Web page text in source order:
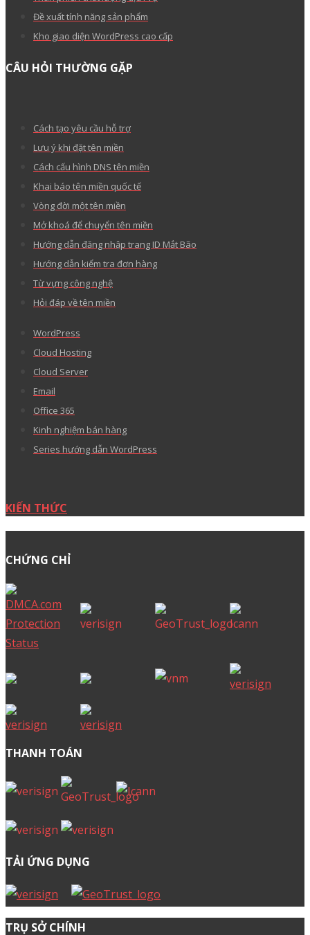
Đề xuất tính năng sản phẩm
Kho giao diện WordPress cao cấp
CÂU HỎI THƯỜNG GẶP
Cách tạo yêu cầu hỗ trợ
Lưu ý khi đặt tên miền
Cách cấu hình DNS tên miền
Khai báo tên miền quốc tế
Vòng đời một tên miền
Mở khoá để chuyển tên miền
Hướng dẫn đăng nhập trang ID Mắt Bão
Hướng dẫn kiểm tra đơn hàng
Từ vựng công nghệ
Hỏi đáp về tên miền
WordPress
Cloud Hosting
Cloud Server
Email
Office 365
Kinh nghiệm bán hàng
Series hướng dẫn WordPress
KIẾN THỨC
CHỨNG CHỈ
THANH TOÁN
TẢI ỨNG DỤNG
TRỤ SỞ CHÍNH